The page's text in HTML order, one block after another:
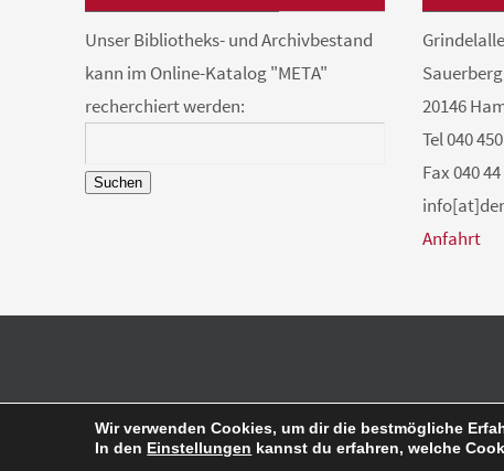
Unser Bibliotheks- und Archivbestand
kann im Online-Katalog "META"
recherchiert werden:
Suchen
20146
Tel 040
Fax 040
Anfahrt
Wir verwenden Cookies, um dir die bestmögliche
In den Einstellungen kannst du erfahren, welche